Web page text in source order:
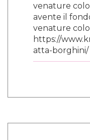
venature
avente il
venature
https://
atta-borghini/